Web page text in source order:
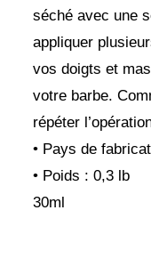
séché avec une
appliquer
vos doigts et
votre barbe.
répéter
• Pays de
• Poids : 0,3 lb
30ml